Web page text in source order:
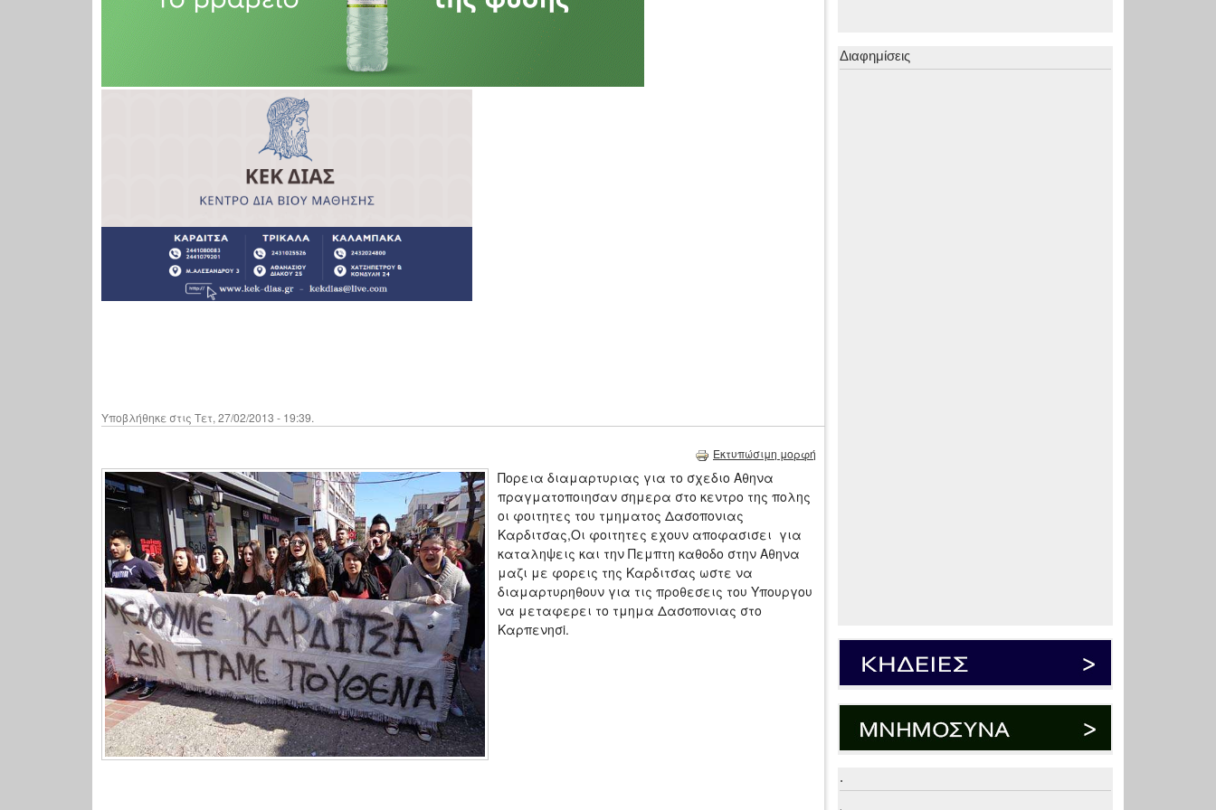
Υποβλήθηκε στις Τετ, 27/02/2013 - 19:39.
Εκτυπώσιμη μορφή
Πορεια διαμαρτυριας για το σχεδιο Αθηνα
πραγματοποιησαν σημερα στο κεντρο της πολης
οι φοιτητες του τμηματος Δασοπονιας
Καρδιτσας,Οι φοιτητες εχουν αποφασισει για
καταληψεις και την Πεμπτη καθοδο στην Αθηνα
μαζι με φορεις της Καρδιτσας ωστε να
διαμαρτυρηθουν για τις προθεσεις του Υπουργου
να μεταφερει το τμημα Δασοπονιας στο
Καρπενησi.
Διαφημίσεις
.
.